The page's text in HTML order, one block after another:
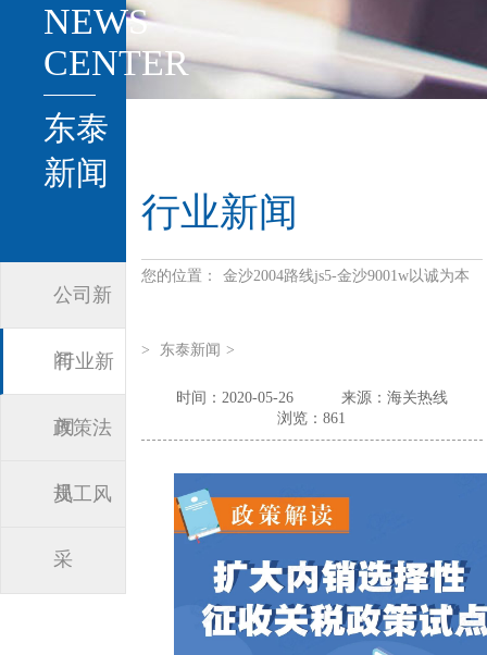
NEWS
CENTER
东泰
新闻
公司新
闻
行业新
闻
政策法
规
员工风
采
行业新闻
您的位置： 金沙2004路线js5-金沙9001w以诚为本
> 东泰新闻 >
时间：2020-05-26
来源：海关热线
浏览：861